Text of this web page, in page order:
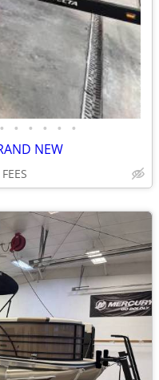
• • • • • •
NEW